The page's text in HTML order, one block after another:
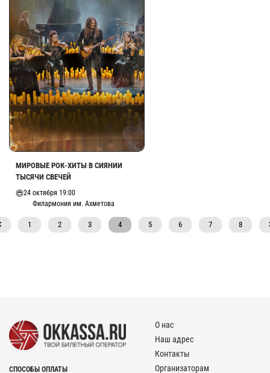
МИРОВЫЕ РОК-ХИТЫ В СИЯНИИ
ТЫСЯЧИ СВЕЧЕЙ
24 октября 19:00
Филармония им. Ахметова
1 2 3 4 5 6 7 8
СПОСОБЫ ОПЛАТЫ
Организаторам
Возврат билетов